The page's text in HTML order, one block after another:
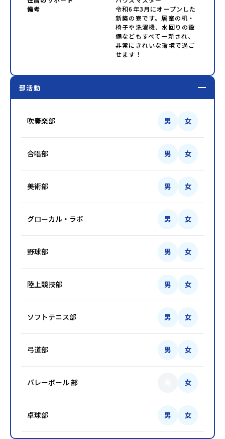
備考
令和6年3月にオープンした
新築の寮です。居室の机・
椅子や洗濯機、水回りの設
備などもすべて一新され、
非常にきれいな環境で過ご
せます！
部活動
吹奏楽部 男 女
合唱部 男 女
美術部 男 女
グローカル・ラボ 男 女
野球部 男 女
陸上競技部 男 女
ソフトテニス部 男 女
弓道部 男 女
バレーボール 部 女
卓球部 男 女